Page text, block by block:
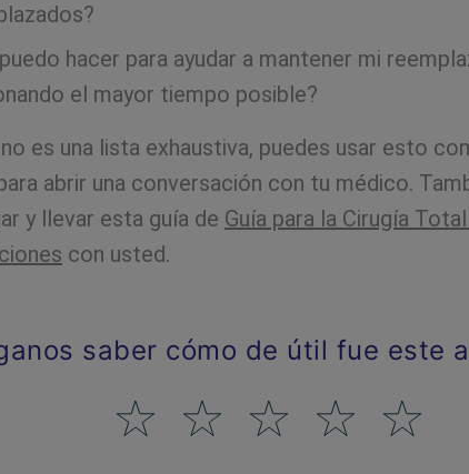
hacer para ayudar a mantener mi
el mayor tiempo posible?
es una lista exhaustiva, puedes usar esto
abrir una conversación con tu médico.
y llevar esta guía de Guía para la Cirugía
con usted.
saber cómo de útil fue este